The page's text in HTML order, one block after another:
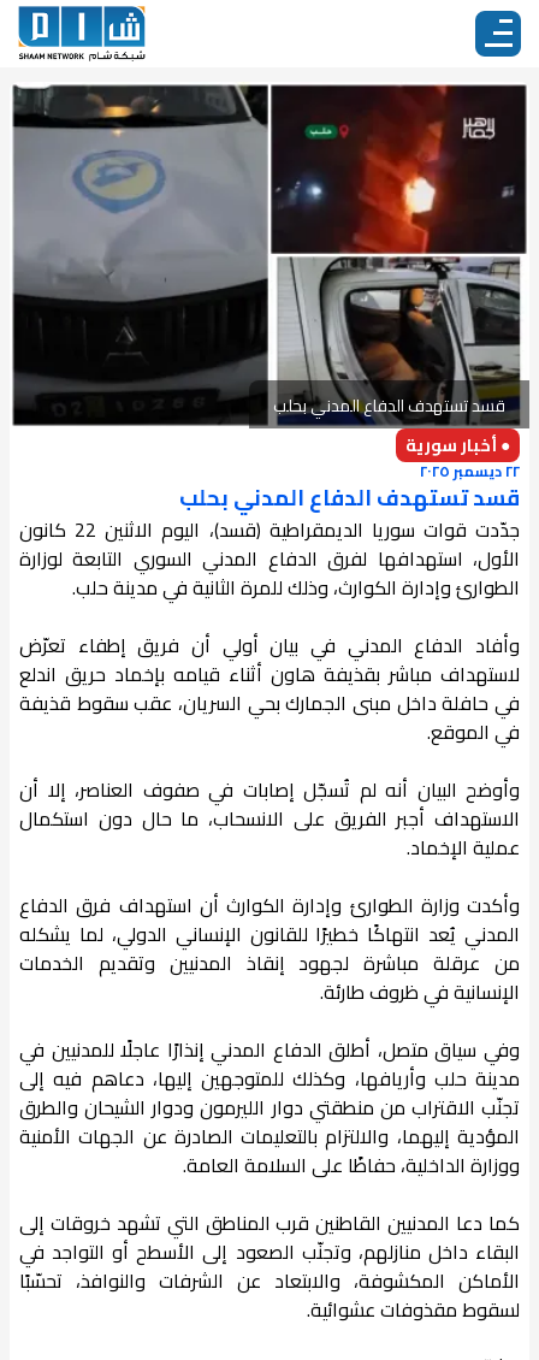
قسد تستهدف الدفاع المدني بحلب
● أخبار سورية
٢٢ ديسمبر ٢٠٢٥
قسد تستهدف الدفاع المدني بحلب
جدّدت قوات سوريا الديمقراطية (قسد)، اليوم الاثنين 22 كانون
الأول، استهدافها لفرق الدفاع المدني السوري التابعة لوزارة
الطوارئ وإدارة الكوارث، وذلك للمرة الثانية في مدينة حلب.
وأفاد الدفاع المدني في بيان أولي أن فريق إطفاء تعرّض
لاستهداف مباشر بقذيفة هاون أثناء قيامه بإخماد حريق اندلع
في حافلة داخل مبنى الجمارك بحي السريان، عقب سقوط قذيفة
في الموقع.
وأوضح البيان أنه لم تُسجّل إصابات في صفوف العناصر، إلا أن
الاستهداف أجبر الفريق على الانسحاب، ما حال دون استكمال
عملية الإخماد.
وأكدت وزارة الطوارئ وإدارة الكوارث أن استهداف فرق الدفاع
المدني يُعد انتهاكًا خطيرًا للقانون الإنساني الدولي، لما يشكله
من عرقلة مباشرة لجهود إنقاذ المدنيين وتقديم الخدمات
الإنسانية في ظروف طارئة.
وفي سياق متصل، أطلق الدفاع المدني إنذارًا عاجلًا للمدنيين في
مدينة حلب وأريافها، وكذلك للمتوجهين إليها، دعاهم فيه إلى
تجنّب الاقتراب من منطقتي دوار الليرمون ودوار الشيحان والطرق
المؤدية إليهما، والالتزام بالتعليمات الصادرة عن الجهات الأمنية
ووزارة الداخلية، حفاظًا على السلامة العامة.
كما دعا المدنيين القاطنين قرب المناطق التي تشهد خروقات إلى
البقاء داخل منازلهم، وتجنّب الصعود إلى الأسطح أو التواجد في
الأماكن المكشوفة، والابتعاد عن الشرفات والنوافذ، تحسّبًا
لسقوط مقذوفات عشوائية.